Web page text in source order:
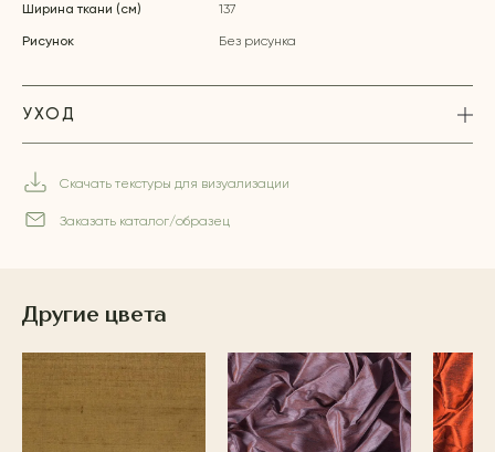
Ширина ткани (см) 137
Рисунок Без рисунка
УХОД
Скачать текстуры для визуализации
Заказать каталог/образец
Другие цвета